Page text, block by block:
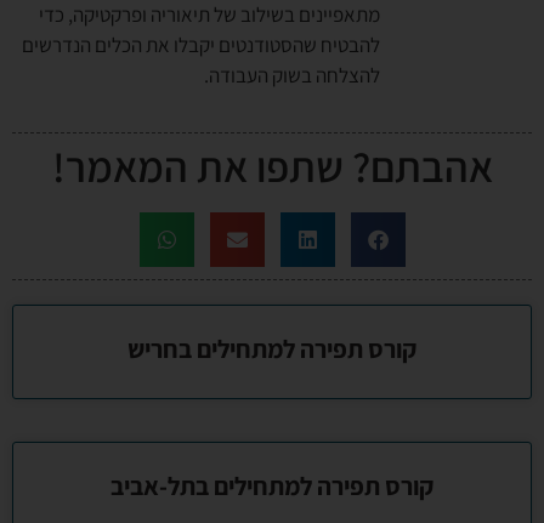
מתאפיינים בשילוב של תיאוריה ופרקטיקה, כדי
להבטיח שהסטודנטים יקבלו את הכלים הנדרשים
להצלחה בשוק העבודה.
אהבתם? שתפו את המאמר!
קורס תפירה למתחילים בחריש
קורס תפירה למתחילים בתל-אביב